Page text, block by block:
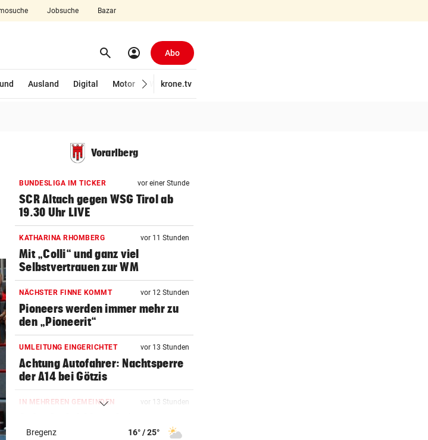
Jobsuche Bazar
search Suchen
account_circle Abo
Ausland Digital Motor Wirtschaft
krone.tv
Vorarlberg
BUNDESLIGA IM TICKER vor einer Stunde
SCR Altach gegen WSG Tirol ab
19.30 Uhr LIVE
KATHARINA RHOMBERG vor 11 Stunden
Mit „Colli“ und ganz viel
Selbstvertrauen zur WM
NÄCHSTER FINNE KOMMT vor 12 Stunden
Pioneers werden immer mehr zu
den „Pioneerit“
UMLEITUNG EINGERICHTET vor 13 Stunden
Achtung Autofahrer: Nachtsperre
der A14 bei Götzis
IN MEHREREN GEMEINDEN vor 13 Stunden
Wassergebühren im Ländle
Bregenz 16° / 25°